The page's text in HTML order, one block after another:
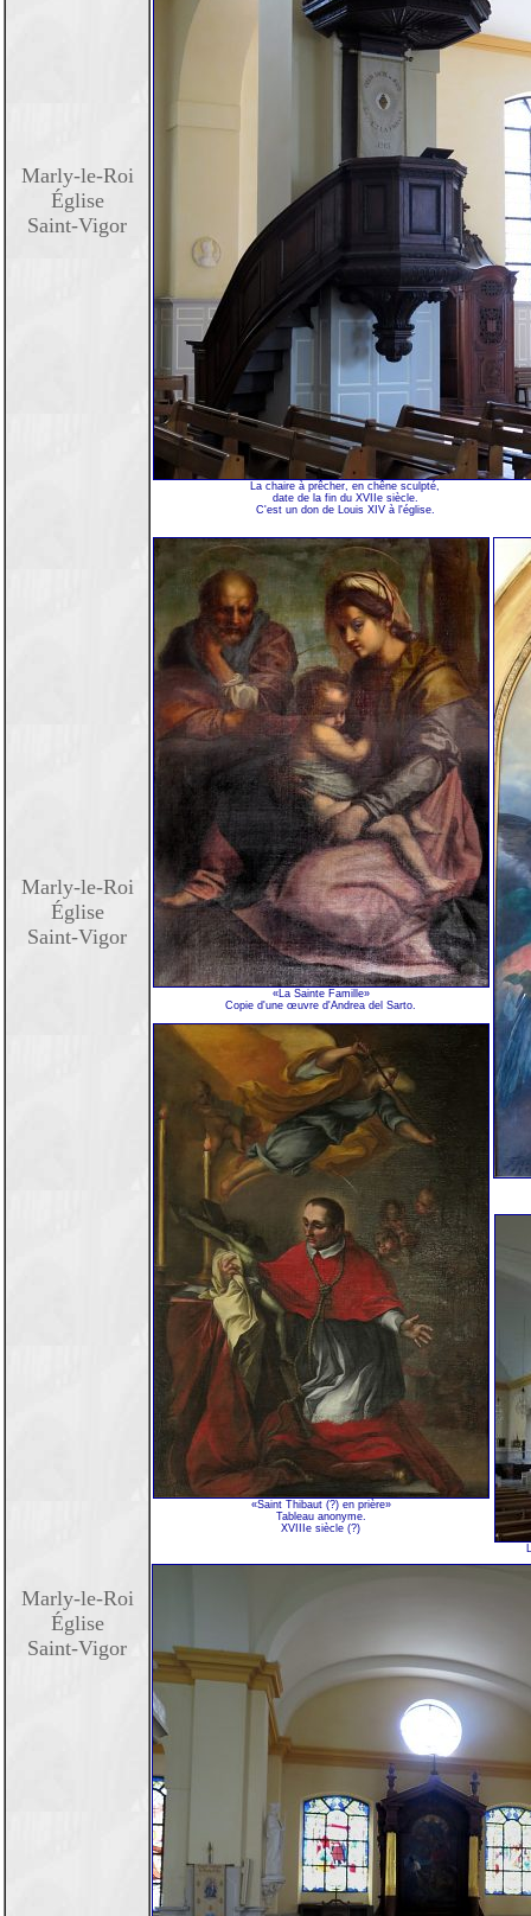
Marly-le-Roi
Église
Saint-Vigor
Marly-le-Roi
Église
Saint-Vigor
Marly-le-Roi
Église
Saint-Vigor
La chaire à prêcher, en chêne sculpté,
date de la fin du XVIIe siècle.
C'est un don de Louis XIV à l'église.
«La Sainte Famille»
Copie d'une œuvre d'Andrea del Sarto.
«Saint Thibaut (?) en prière»
Tableau anonyme.
XVIIIe siècle (?)